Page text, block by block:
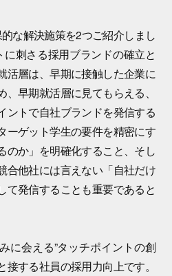
な解決施策を2つご紹介しまし
刺さる採用ブランドの確立と
活層は、早期に接触した企業に
早期就活層に見てもらえる、
ントで自社ブランドを発信する
ーゲット学生の要件を精密にす
のか」を明確化すること、そし
合他社には言えない「自社だけ
て発信することも重要であると
に会える”タッチポイントの創
する社員の採用力向上です。